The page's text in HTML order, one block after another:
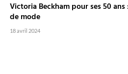
Victoria Beckham pour ses 50
de mode
18 avril 2024